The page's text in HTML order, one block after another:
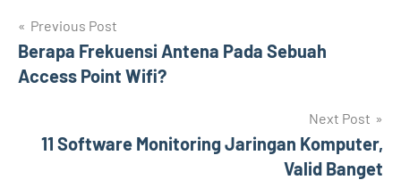
Post
navigation
Previous Post
Berapa Frekuensi Antena Pada Sebuah
Access Point Wifi?
Next Post
11 Software Monitoring Jaringan Komputer,
Valid Banget